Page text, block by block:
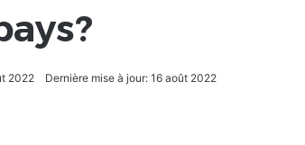
2022 Dernière mise à jour: 16 août 2022